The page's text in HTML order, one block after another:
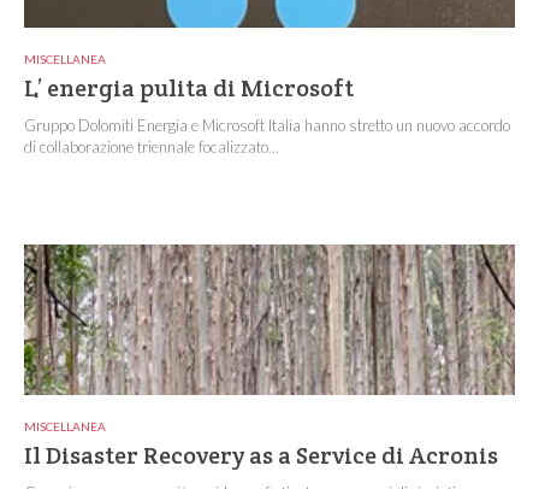
MISCELLANEA
L’ energia pulita di Microsoft
Gruppo Dolomiti Energia e Microsoft Italia hanno stretto un nuovo accordo
di collaborazione triennale focalizzato...
MISCELLANEA
Il Disaster Recovery as a Service di Acronis